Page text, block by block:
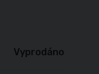
Vyprodáno